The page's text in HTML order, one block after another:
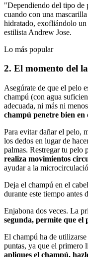
"Dependiendo del tipo de
cuando con una
hidratado, exofliándolo un
estilista Andrew Jose.
Lo más popular
2. El momento del
Asegúrate de que el pelo
champú (con agua
adecuada, ni más ni
champú penetre bien en
Para evitar dañar el pelo,
los dedos en lugar de
palmas. Restregar tu pelo
realiza movimientos
ayudar a la
Deja el champú en el
durante este tiempo antes
Enjabona dos veces. La
segunda, permite que
El champú ha de
puntas, ya que el primero
apliques el champú,